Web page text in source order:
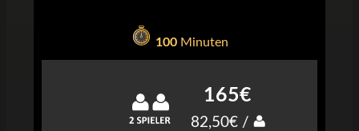
100Minuten
165€
82,50€ /